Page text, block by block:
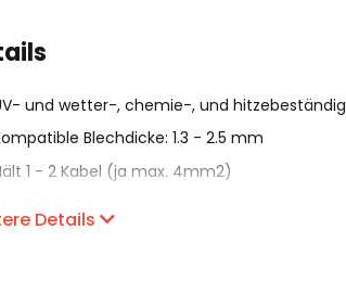
und wetter-, chemie-, und hitzebeständig
Blechdicke: 1.3 - 2.5 mm
1 - 2 Kabel (ja max. 4mm2)
Details